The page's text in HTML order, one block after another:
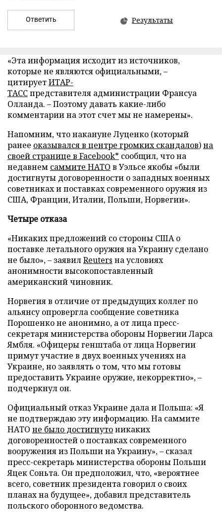
Ответить Результаты
«Эта информация исходит из источников,
которые не являются официальными, –
цитируетИТАР-
ТАССпредставителя администрации Франсуа
Олланда. – Поэтому давать какие-либо
комментарии на этот счет мы не намерены».
Напомним, что накануне Луценко (который
ранее оказывался в центре громких скандалов)на
своей странице в Facebook* сообщил, что на
недавнем саммите НАТО в Уэльсе якобы «были
достигнуты договоренности о западных военных
советниках и поставках современного оружия из
США, Франции, Италии, Польши, Норвегии».
Четыре отказа
«Никаких предложений со стороны США о
поставке летального оружия на Украину сделано
не было», – заявилReuters на условиях
анонимности высокопоставленный
американский чиновник.
Норвегия в отличие от предыдущих коллег по
альянсу опровергла сообщение советника
Порошенко не анонимно, а от лица пресс-
секретаря министерства обороны Норвегии Ларса
Ямбля. «Офицеры генштаба от лица Норвегии
примут участие в двух военных учениях на
Украине, но заявлять о том, что мы готовы
предоставить Украине оружие, некорректно», –
подчеркнул он.
Официальный отказ Украине дала и Польша: «Я
не подтверждаю эту информацию. На саммите
НАТО не было достигнутоникаких
договоренностей о поставках современного
вооружения из Польши на Украину», – сказал
пресс-секретарь министерства обороны Польши
Яцек Соньта. Он предположил, что, «вероятнее
всего, советник президента говорил о своих
планах на будущее», добавил представитель
польского оборонного ведомства.